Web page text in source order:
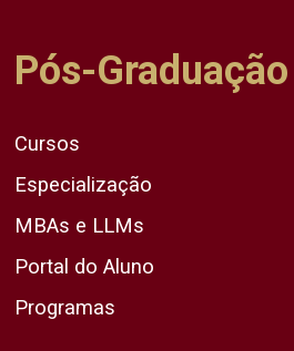
Pós-Graduação
Cursos
Especialização
MBAs e LLMs
Portal do Aluno
Programas